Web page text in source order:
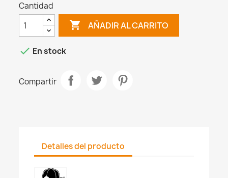
Cantidad
 AÑADIR AL CARRITO
 En stock
Compartir
Detalles del producto